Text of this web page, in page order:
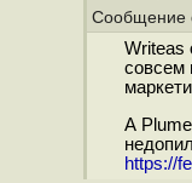
Сообщение
Writeas
совсем
А
https://